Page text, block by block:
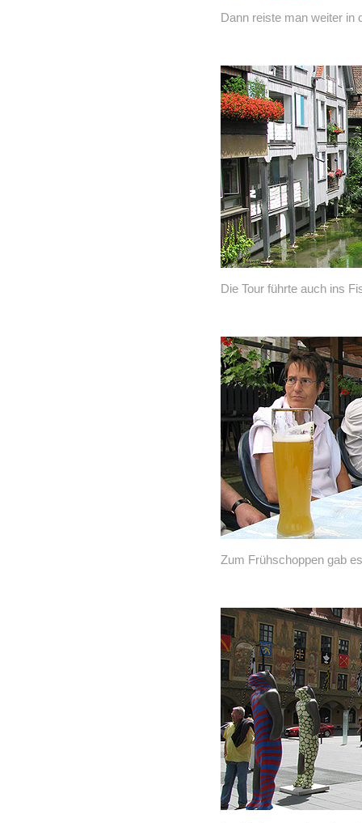
Dann reiste man weiter in
Die Tour führte auch ins
Zum Frühschoppen gab